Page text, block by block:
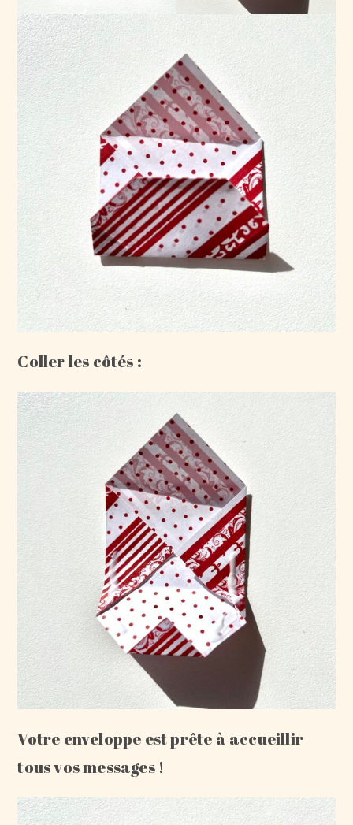
Coller les côtés :
Votre enveloppe est prête à accueillir
tous vos messages !